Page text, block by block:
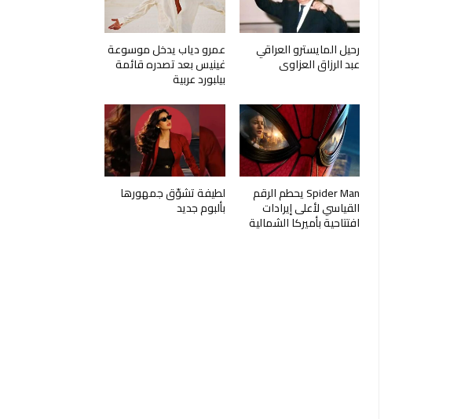
رحيل المايسترو العراقي
عبد الرزاق العزاوي
عمرو دياب يدخل موسوعة
غينيس بعد تصدره قائمة
بيلبورد عربية
Spider Man يحطم الرقم
القياسي لأعلى إيرادات
افتتاحية بأميركا الشمالية
لطيفة تشوّق جمهورها
بألبوم جديد